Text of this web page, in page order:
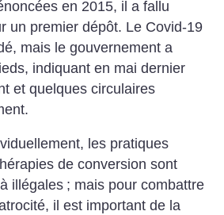
en 2015, il a fallu
un premier dépôt. Le Covid-19
mais le gouvernement a
indiquant en mai dernier
et quelques circulaires
les pratiques
de conversion sont
illégales ; mais pour combattre
il est important de la